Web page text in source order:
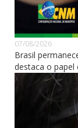
07/08/2026
Brasil
destaca o papel